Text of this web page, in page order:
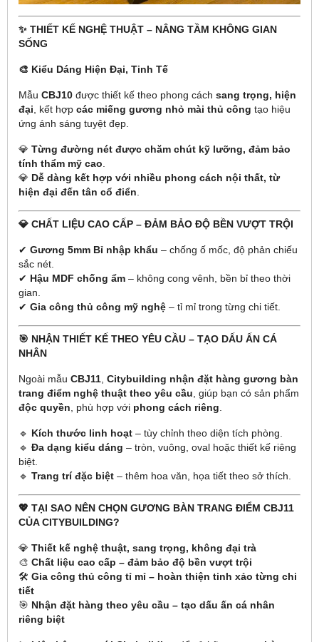
✨ THIẾT KẾ NGHỆ THUẬT – NÂNG TẦM KHÔNG GIAN
SỐNG
🎨 Kiểu Dáng Hiện Đại, Tinh Tế
Mẫu CBJ10 được thiết kế theo phong cách sang trọng, hiện
đại , kết hợp các miếng gương nhỏ mài thủ công tạo hiệu
ứng ánh sáng tuyệt đẹp.
💎 Từng đường nét được chăm chút kỹ lưỡng, đảm bảo
tính thẩm mỹ cao
💎 Dễ dàng kết hợp với nhiều phong cách nội thất, từ
hiện đại đến tân cổ điển
💎 CHẤT LIỆU CAO CẤP – ĐẢM BẢO ĐỘ BỀN VƯỢT TRỘI
✔ Gương 5mm Bỉ nhập khẩu – chống ố mốc, độ phản chiếu
sắc nét.
✔ Hậu MDF chống ẩm – không cong vênh, bền bỉ theo thời
gian.
✔ Gia công thủ công mỹ nghệ – tỉ mỉ trong từng chi tiết.
🎯 NHẬN THIẾT KẾ THEO YÊU CẦU – TẠO DẤU ẤN CÁ
NHÂN
Ngoài mẫu CBJ11 Citybuilding nhận đặt hàng gương bàn
trang điểm nghệ thuật theo yêu cầu , giúp bạn có sản phẩm
độc quyền , phù hợp với phong cách riêng
🔹 Kích thước linh hoạt – tùy chỉnh theo diện tích phòng.
🔹 Đa dạng kiểu dáng – tròn, vuông, oval hoặc thiết kế riêng
biệt.
🔹 Trang trí đặc biệt – thêm hoa văn, họa tiết theo sở thích.
💖 TẠI SAO NÊN CHỌN GƯƠNG BÀN TRANG ĐIỂM CBJ11
CỦA CITYBUILDING?
💎 Thiết kế nghệ thuật, sang trọng, không đại trà
🎨 Chất liệu cao cấp – đảm bảo độ bền vượt trội
🛠 Gia công thủ công tỉ mỉ – hoàn thiện tinh xảo từng chi
tiết
🎯 Nhận đặt hàng theo yêu cầu – tạo dấu ấn cá nhân
riêng biệt